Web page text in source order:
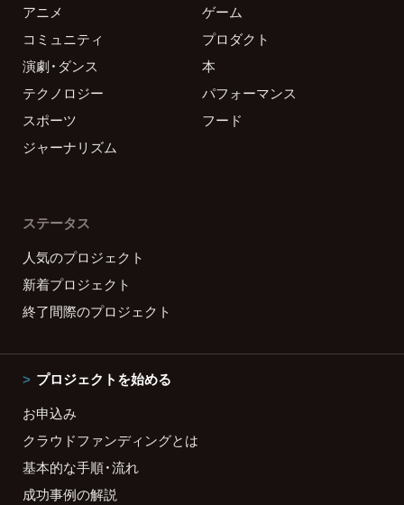
アニメ
ゲーム
コミュニティ
プロダクト
演劇・ダンス
本
テクノロジー
パフォーマンス
スポーツ
フード
ジャーナリズム
ステータス
人気のプロジェクト
新着プロジェクト
終了間際のプロジェクト
プロジェクトを始める
お申込み
クラウドファンディングとは
基本的な手順・流れ
成功事例の解説